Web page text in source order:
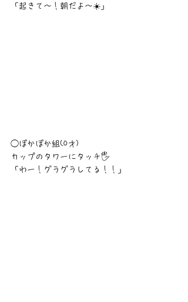
「起きて〜！朝だよ〜☀️」
◯ぽかぽか組(0才)
カップのタワーにタッチ🖐️
「わー！グラグラしてる！！」